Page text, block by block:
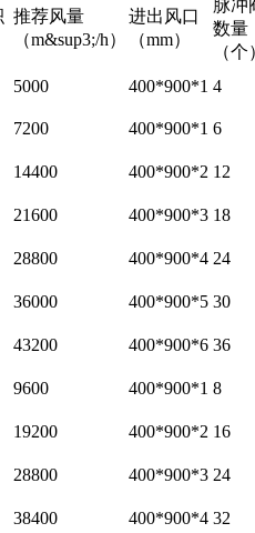
推荐风量
（m&sup3;/h）
进出风口
（mm）
脉冲
数量
（个
5000 400*900*1 4
7200 400*900*1 6
14400 400*900*2 12
21600 400*900*3 18
28800 400*900*4 24
36000 400*900*5 30
43200 400*900*6 36
9600 400*900*1 8
19200 400*900*2 16
28800 400*900*3 24
38400 400*900*4 32